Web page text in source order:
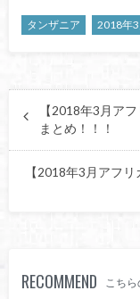
タンザニア 2018年
【2018年3月ア
まとめ！！！
【2018年3月アフ
RECOMMEND こちら